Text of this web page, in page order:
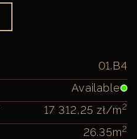
01.B4
Available
17 312,25 zł/m2
26.35m2